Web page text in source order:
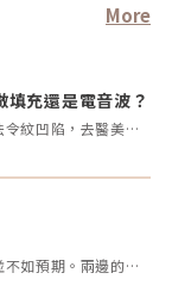
More
充還是電音波？
各位美女～想請問我目前的狀況是頰凹、夫妻宮、法令紋凹陷，去醫美診所諮詢，他是建議我電音波也要做，但療程下來要20萬左右，目前最困擾的是法令紋>頰凹>夫妻宮是先填充完再打電波嗎？還是先打電波再填充呢～～Â
十年前，我因為一時衝動決定做雙眼皮手術，結果並不如預期。兩邊的效果不對稱，一邊提了眼肌，一邊沒有。當時醫生說割寬一點會比較好看，但十年過去了，腫脹雖然消了，可是眼皮開始下垂，又讓我動了重修的念頭。但每次想到重修的風險、可能的失敗，以及花費，我就遲遲不敢行動。尤其看到一些人分享重修失敗的經驗，真的讓人害怕。現在的我，既想改善，又擔心失敗後會更加自卑。我很好奇，有沒有其他人也曾經面臨過類似的困擾？是什麼讓你們猶豫不決？是風險、費用，還是其他原因？這樣的修改方式更為自然，邀請大家分享自己的經歷和想法，而不是直接要求他們回答特定的問題。這樣可以讓討論更為自由和友好。